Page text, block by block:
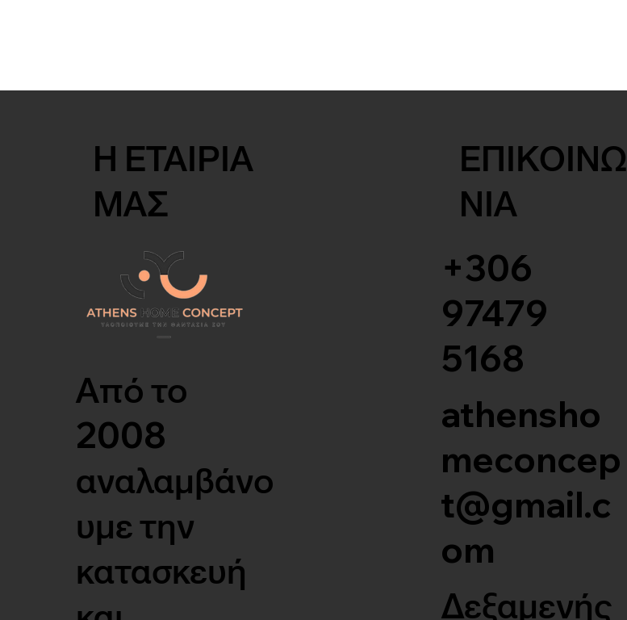
Η ΕΤΑΙΡΙΑ
ΜΑΣ
Από το
2008
αναλαμβάνο
υμε την
κατασκευή
ΕΠΙΚΟΙΝΩ
ΝΙΑ
+306
97479
5168
athensho
meconcep
t@gmail.c
om
Δεξαμενής